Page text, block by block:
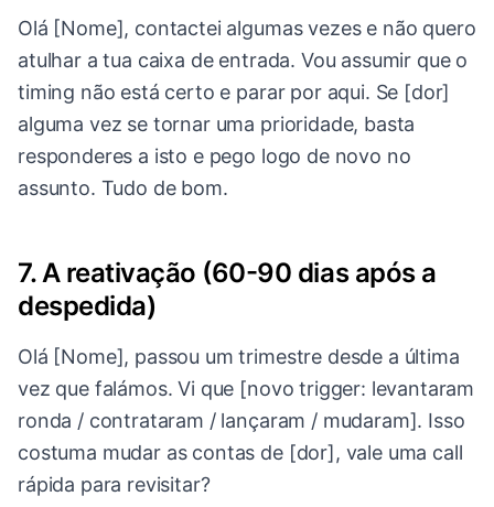
Olá [Nome], contactei algumas vezes e não quero
atulhar a tua caixa de entrada. Vou assumir que o
timing não está certo e parar por aqui. Se [dor]
alguma vez se tornar uma prioridade, basta
responderes a isto e pego logo de novo no
assunto. Tudo de bom.
7. A reativação (60-90 dias após a
despedida)
Olá [Nome], passou um trimestre desde a última
vez que falámos. Vi que [novo trigger: levantaram
ronda / contrataram / lançaram / mudaram]. Isso
costuma mudar as contas de [dor], vale uma call
rápida para revisitar?